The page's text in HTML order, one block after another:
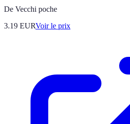
De Vecchi poche
3.19 EURVoir le prix